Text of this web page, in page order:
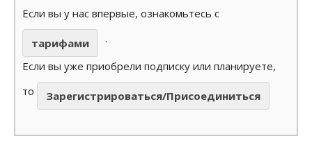
Если вы у нас впервые, ознакомьтесь с
тарифами
.
Если вы уже приобрели подписку или планируете,
то
Зарегистрироваться/Присоединиться